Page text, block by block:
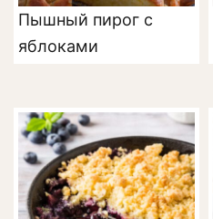
Пышный пирог с
яблоками